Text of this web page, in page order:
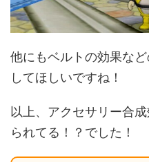
他にもベルトの効果な
してほしいですね！
以上、アクセサリー合
られてる！？でした！